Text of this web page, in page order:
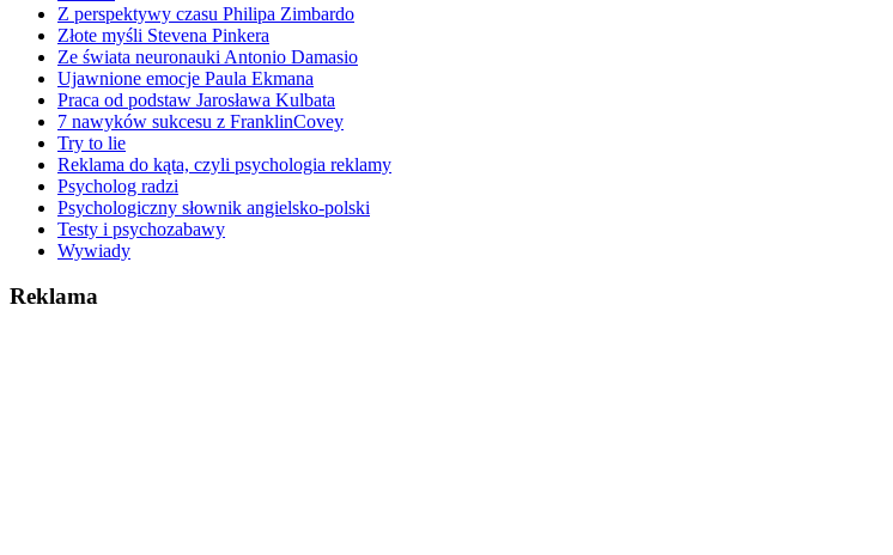
Z perspektywy czasu Philipa Zimbardo
Złote myśli Stevena Pinkera
Ze świata neuronauki Antonio Damasio
Ujawnione emocje Paula Ekmana
Praca od podstaw Jarosława Kulbata
7 nawyków sukcesu z FranklinCovey
Try to lie
Reklama do kąta, czyli psychologia reklamy
Psycholog radzi
Psychologiczny słownik angielsko-polski
Testy i psychozabawy
Wywiady
Reklama